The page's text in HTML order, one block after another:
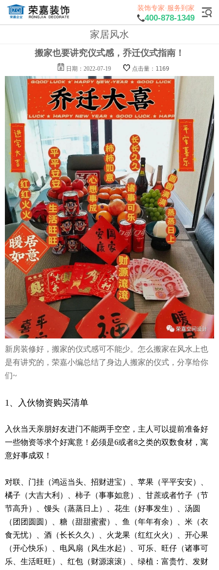
装饰专家·服务到家
400-878-1349
家居风水
搬家也要讲究仪式感，乔迁仪式指南！
日期：2022-07-19 点击量：1169
新房装修好，搬家的仪式感可不能少。怎么搬家在风水上也
是有讲究的，荣嘉小编总结了身边人搬家的仪式，分享给你
们~
1、 入伙物资购买清单
入伙当天亲朋好友进门不能两手空空，主人可以提前准备好
一些物资等求个好寓意！必须是6或者8之类的双数食材，寓
意好事成双！
对联、门挂（鸿运当头、招财进宝）、 苹果（平平安安）
橘子（大吉大利）、 柿子（事事如意）、 甘蔗或者竹子（节
节高升）、 馒头（蒸蒸日上）、 花生（好事发生）、 汤圆
（团团圆圆）、 糖（甜甜蜜蜜）、 鱼（年年有余）、 米（衣
食无忧）、 酒（长长久久）、 火龙果（红红火火）、 开心果
（开心快乐）、 电风扇（风生水起）、 可乐、旺仔（诸事可
乐、生活旺旺）、 红包（财源滚滚）、 绿植：富贵竹、发财